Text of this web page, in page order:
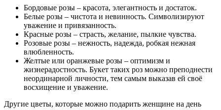
Бордовые розы – красота, элегантность и достаток.
Белые розы – чистота и невинность. Символизируют
уважение и привязанность.
Красные розы – страсть, желание, пылкие чувства.
Розовые розы – нежность, надежда, робкая нежная
влюбленность.
Желтые или оранжевые розы – оптимизм и
жизнерадостность. Букет таких роз можно преподнести
неординарной личности, тем самым выказав ей своё
восхищение и уважение.
Другие цветы, которые можно подарить женщине на день